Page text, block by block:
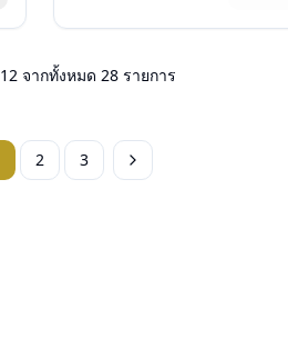
การรับประกัน : 1 ปี
12 จากทั้งหมด 28 รายการ
2 3